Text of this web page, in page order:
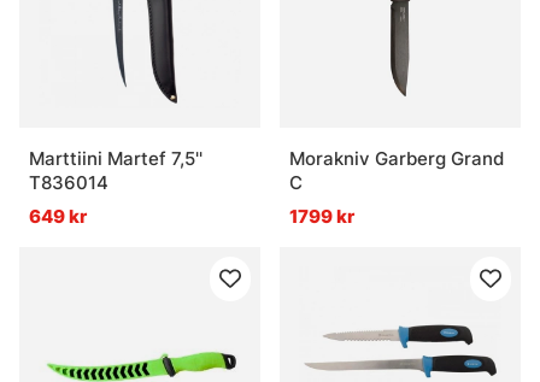
Marttiini Martef 7,5''
T836014
649 kr
Morakniv Garberg Grand
C
1799 kr